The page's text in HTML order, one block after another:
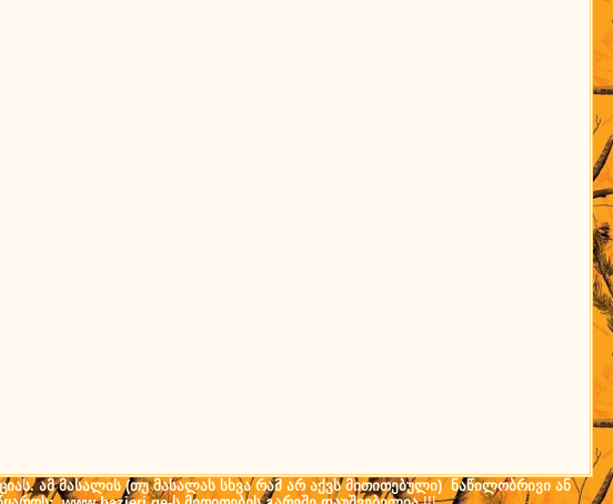
ამ მასალის (თუ მასალას სხვა რამ არ აქვს მითითებული) ნაწილობრივი ან